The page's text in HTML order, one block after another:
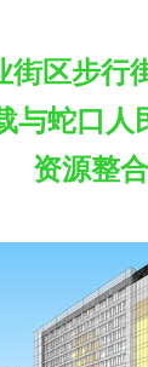
街区步行
与蛇口人
资源整合